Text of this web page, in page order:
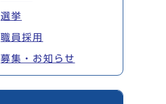
選挙
職員採用
募集・お知らせ